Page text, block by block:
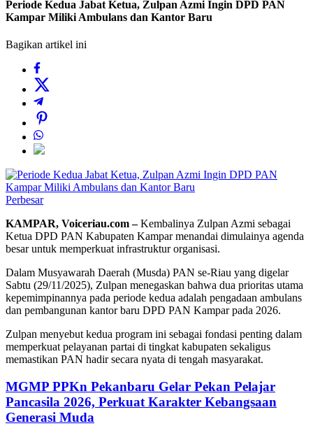
Periode Kedua Jabat Ketua, Zulpan Azmi Ingin DPD PAN
Kampar Miliki Ambulans dan Kantor Baru
Bagikan artikel ini
Perbesar
KAMPAR, Voiceriau.com –Kembalinya Zulpan Azmi sebagai
Ketua DPD PAN Kabupaten Kampar menandai dimulainya agenda
besar untuk memperkuat infrastruktur organisasi.
Dalam Musyawarah Daerah (Musda) PAN se-Riau yang digelar
Sabtu (29/11/2025), Zulpan menegaskan bahwa dua prioritas utama
kepemimpinannya pada periode kedua adalah pengadaan ambulans
dan pembangunan kantor baru DPD PAN Kampar pada 2026.
Zulpan menyebut kedua program ini sebagai fondasi penting dalam
memperkuat pelayanan partai di tingkat kabupaten sekaligus
memastikan PAN hadir secara nyata di tengah masyarakat.
MGMP PPKn Pekanbaru Gelar Pekan Pelajar
Pancasila 2026, Perkuat Karakter Kebangsaan
Generasi Muda